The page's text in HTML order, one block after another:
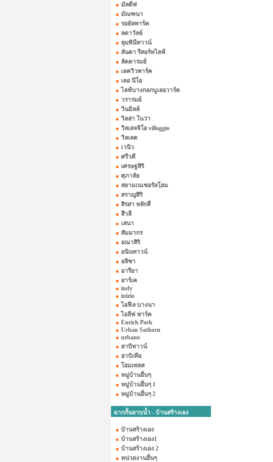
มัลดีฟ
มัณฑนา
รอยัลพาร์ค
ลดาวัลย์
ลุมพินีทาวน์
ลันตา รีสอร์ทไลฟ์
ลัดดารมย์
เลควิวพาร์ค
เลอ นีโอ
ไลฟ์บางกอกบูเลอวาร์ด
วรารมย์
วินมิลล์
วิลล่า โนว่า
วิลเลจจิโอ villaggio
วิลเลต
เวนิว
ศรีวดี
เศรษฐสิริ
ศุภาลัย
สยามเนเชอรัลโฺฮม
สราญสิริ
สิรสา หลักสี่
สีวลี
เสนา
สัมมากร
อณาสิริ
อนินทาวน์
อลิชา
อารียา
อาร์เค
indy
inizio
ไอฟีล บางนา
ไอลีฟ พาร์ค
Enrich Park
Urban Sathorn
urbano
ฮาบิทาวน์
ฮาบิเทีย
โฮมเพลส
หมู่บ้านอื่นๆ
หมู่บ้านอื่นๆ 1
หมู่บ้านอื่นๆ 2
ฉากกั้นอาบน้ำ - บ้านสร้างเอง
บ้านสร้างเอง
บ้านสร้างเอง1
บ้านสร้างเอง 2
หน่วยงานอื่นๆ